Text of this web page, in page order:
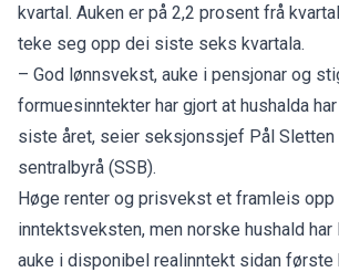
kvartal. Auken er på 2,2 prosent frå
teke seg opp dei siste seks kvartala.
– God lønnsvekst, auke i pensjonar og
formuesinntekter har gjort at hushalda
siste året, seier seksjonssjef Pål
sentralbyrå (SSB).
Høge renter og prisvekst et framleis opp
inntektsveksten, men norske hushald
auke i disponibel realinntekt sidan første